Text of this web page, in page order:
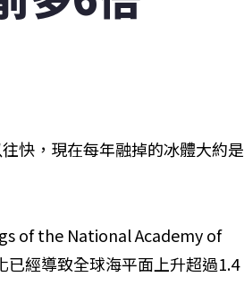
快，現在每年融掉的冰體大約是
of the National Academy of
經導致全球海平面上升超過1.4